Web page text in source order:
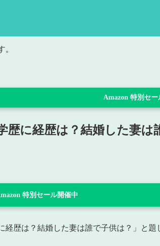
。
Amazon 特別セー
歴に経歴は？結婚した妻は
特別セール開催中
歴は？結婚した妻は誰で子供は？」と題